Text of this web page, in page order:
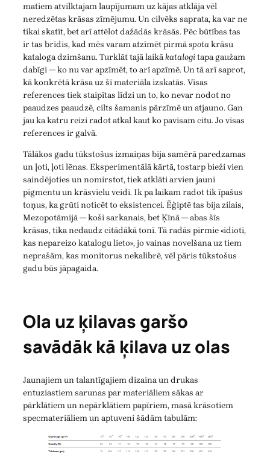
matiem atvilktajam laupījumam uz kājas atklāja vēl
neredzētas krāsas zīmējumu. Un cilvēks saprata, ka var ne
tikai skatīt, bet arī attēlot dažādās krāsās. Pēc būtības tas
ir tas brīdis, kad mēs varam atzīmēt pirmāspotakrāsu
kataloga dzimšanu. Turklāt tajā laikākatalogitapa gaužam
dabīgi — ko nu var apzīmēt, to arī apzīmē. Un tā arī saprot,
kā konkrētā krāsa uz šī materiāla izskatās. Visas
references tiek staipītas līdzi un to, ko nevar nodot no
paaudzes paaudzē, cilts šamanis pārzīmē un atjauno. Gan
jau ka katru reizi radot atkal kaut ko pavisam citu. Jo visas
references ir galvā.
Tālākos gadu tūkstošus izmaiņas bija samērā paredzamas
un ļoti, ļoti lēnas. Eksperimentālā kārtā, tostarp bieži vien
saindējoties un nomirstot, tiek atklāti arvien jauni
pigmentu un krāsvielu veidi. Ik pa laikam radot tik īpašus
toņus, ka grūti noticēt to eksistencei. Ēģiptē tas bija zilais,
Mezopotāmijā — koši sarkanais, bet Ķīnā — abas šīs
krāsas, tika nedaudz citādākā tonī. Tā radās pirmie «idioti,
kas nepareizo katalogu lieto», jo vainas novelšana uz tiem
neprašām, kas monitorus nekalibrē, vēl pāris tūkstošus
gadu būs jāpagaida.
Ola uz ķilavas garšo
savādāk kā ķilava uz olas
Jaunajiem un talantīgajiem dizaina un drukas
entuziastiem sarunas par materiāliem sākas ar
pārklātiem un nepārklātiem papīriem, masā krāsotiem
specmateriāliem un aptuveni šādām tabulām: